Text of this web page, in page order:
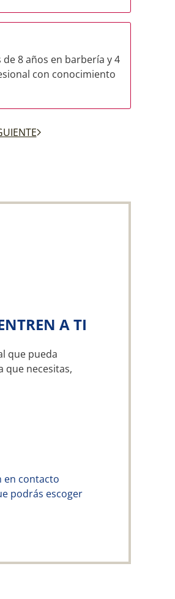
8 años en barbería y 4
con conocimiento
A TI
que pueda
que necesitas,
en contacto
podrás escoger